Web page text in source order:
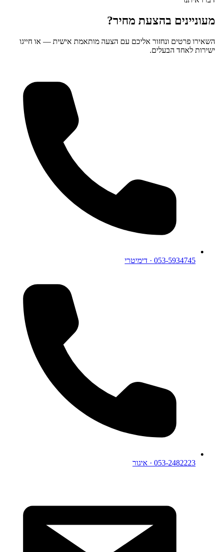
מעוניינים בהצעת מחיר?
השאירו פרטים ונחזור אליכם עם הצעה מותאמת אישית — או חייגו
ישירות לאחד הבעלים.
053-5934745 · דימיטרי
053-2482223 · איגור